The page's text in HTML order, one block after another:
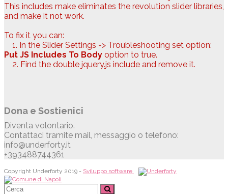
This includes make eliminates the revolution slider libraries,
and make it not work.
To fix it you can:
1. In the Slider Settings -> Troubleshooting set option:
Put JS Includes To Body option to true.
2. Find the double jquery.js include and remove it.
Dona e Sostienici
Diventa volontario.
Contattaci tramite mail, messaggio o telefono:
info@underforty.it
+393488744361
Copyright Underforty 2019 - Sviluppo software